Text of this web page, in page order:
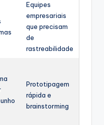
Equipes
empresariais
que precisam
de
rastreabilidade
Prototipagem
rápida e
brainstorming